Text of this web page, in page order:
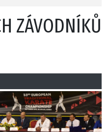
ZÁVODNÍKŮ